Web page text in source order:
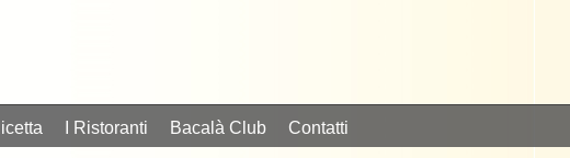
I Ristoranti Bacalà Club Contatti